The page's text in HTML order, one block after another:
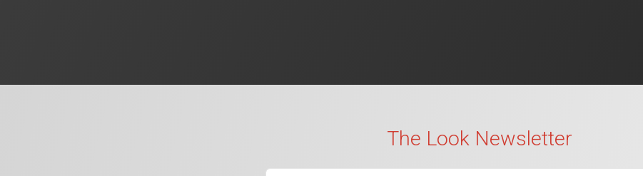
The Look Newsletter